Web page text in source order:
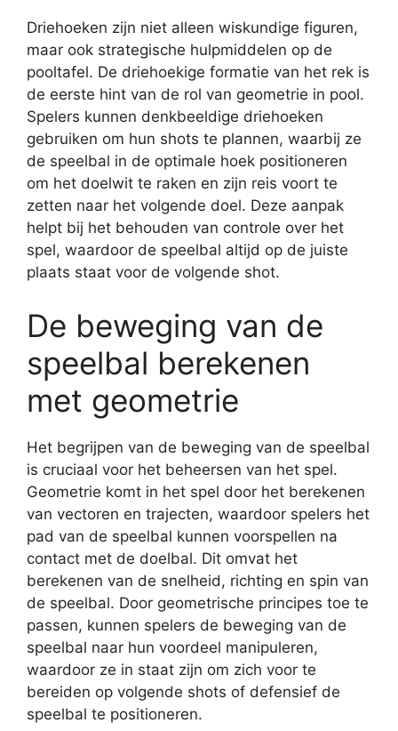
Driehoeken zijn niet alleen wiskundige figuren,
maar ook strategische hulpmiddelen op de
pooltafel. De driehoekige formatie van het rek is
de eerste hint van de rol van geometrie in pool.
Spelers kunnen denkbeeldige driehoeken
gebruiken om hun shots te plannen, waarbij ze
de speelbal in de optimale hoek positioneren
om het doelwit te raken en zijn reis voort te
zetten naar het volgende doel. Deze aanpak
helpt bij het behouden van controle over het
spel, waardoor de speelbal altijd op de juiste
plaats staat voor de volgende shot.
De beweging van de
speelbal berekenen
met geometrie
Het begrijpen van de beweging van de speelbal
is cruciaal voor het beheersen van het spel.
Geometrie komt in het spel door het berekenen
van vectoren en trajecten, waardoor spelers het
pad van de speelbal kunnen voorspellen na
contact met de doelbal. Dit omvat het
berekenen van de snelheid, richting en spin van
de speelbal. Door geometrische principes toe te
passen, kunnen spelers de beweging van de
speelbal naar hun voordeel manipuleren,
waardoor ze in staat zijn om zich voor te
bereiden op volgende shots of defensief de
speelbal te positioneren.